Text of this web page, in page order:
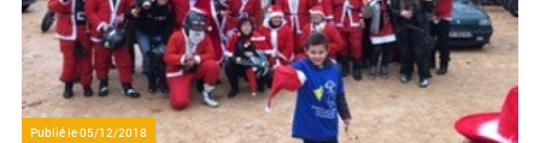
Publié le05/12/2018